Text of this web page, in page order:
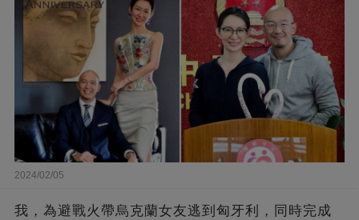
2024/02/05
我，為避戰火帶烏克蘭女友逃到匈牙利，同時完成